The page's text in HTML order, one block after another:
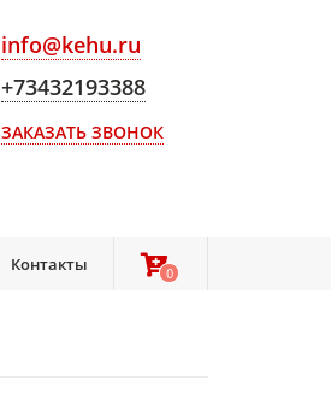
info@kehu.ru
+73432193388
ЗАКАЗАТЬ ЗВОНОК
Контакты 0
0